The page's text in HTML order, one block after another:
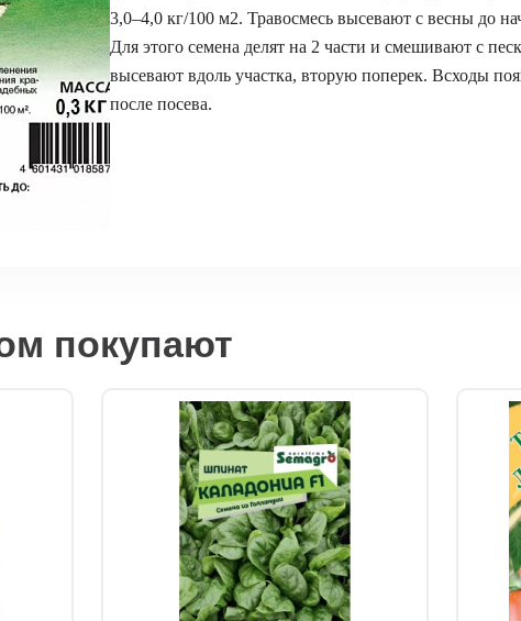
3,0–4,0 кг/100 м2. Травосмесь высевают с весны до
Для этого семена делят на 2 части и смешивают с
высевают вдоль участка, вторую поперек. Всходы
после посева.
покупают